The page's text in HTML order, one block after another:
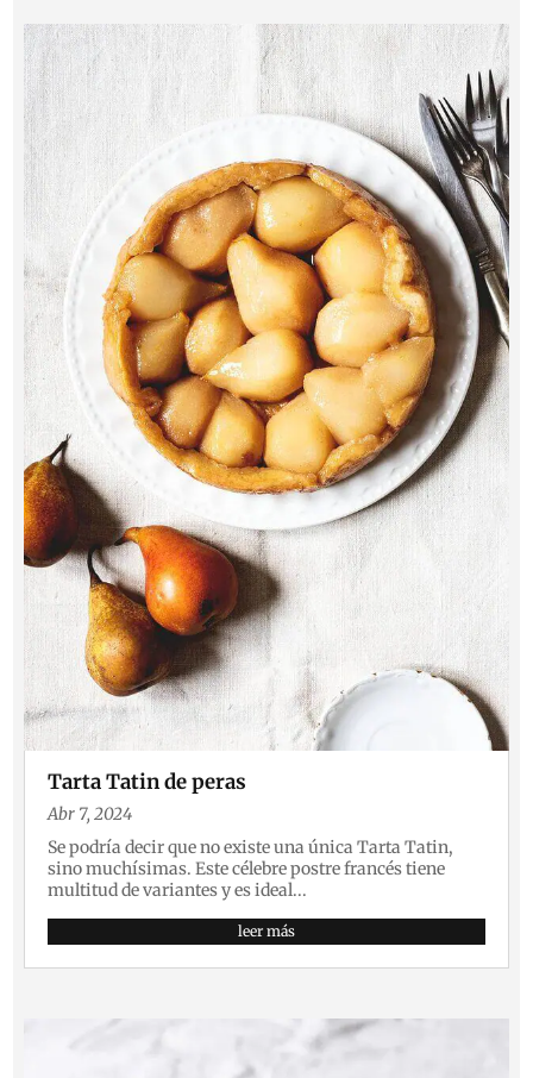
Tarta Tatin de peras
Abr 7, 2024
Se podría decir que no existe una única Tarta Tatin,
sino muchísimas. Este célebre postre francés tiene
multitud de variantes y es ideal...
leer más